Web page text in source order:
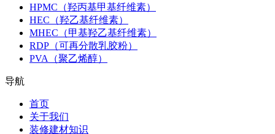
HPMC（羟丙基甲基纤维素）
HEC（羟乙基纤维素）
MHEC（甲基羟乙基纤维素）
RDP（可再分散乳胶粉）
PVA（聚乙烯醇）
导航
首页
关于我们
装修建材知识